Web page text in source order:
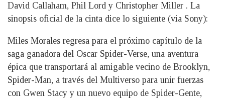
David Callaham, Phil Lord y Christopher Miller . La
sinopsis oficial de la cinta dice lo siguiente (via Sony):
Miles Morales regresa para el próximo capítulo de la
saga ganadora del Oscar Spider-Verse, una aventura
épica que transportará al amigable vecino de Brooklyn,
Spider-Man, a través del Multiverso para unir fuerzas
con Gwen Stacy y un nuevo equipo de Spider-Gente,